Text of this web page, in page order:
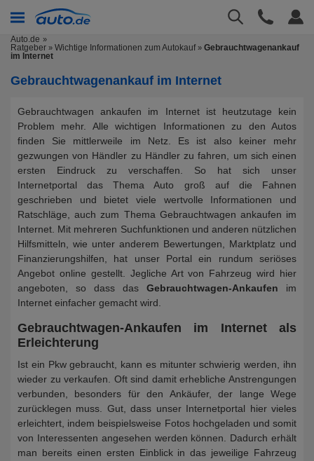
Auto.de
Ratgeber » Wichtige Informationen zum Autokauf» Gebrauchtwagenankauf
im Internet
Gebrauchtwagenankauf im Internet
Gebrauchtwagen ankaufen im Internet ist heutzutage kein
Problem mehr. Alle wichtigen Informationen zu den Autos
finden Sie mittlerweile im Netz. Es ist also keiner mehr
gezwungen von Händler zu Händler zu fahren, um sich einen
ersten Eindruck zu verschaffen. So hat sich unser
Internetportal das Thema Auto groß auf die Fahnen
geschrieben und bietet viele wertvolle Informationen und
Ratschläge, auch zum Thema Gebrauchtwagen ankaufen im
Internet. Mit mehreren Suchfunktionen und anderen nützlichen
Hilfsmitteln, wie unter anderem Bewertungen, Marktplatz und
Finanzierungshilfen, hat unser Portal ein rundum seriöses
Angebot online gestellt. Jegliche Art von Fahrzeug wird hier
angeboten, so dass das Gebrauchtwagen-Ankaufen im
Internet einfacher gemacht wird.
Gebrauchtwagen-Ankaufen im Internet als
Erleichterung
Ist ein Pkw gebraucht, kann es mitunter schwierig werden, ihn
wieder zu verkaufen. Oft sind damit erhebliche Anstrengungen
verbunden, besonders für den Ankäufer, der lange Wege
zurücklegen muss. Gut, dass unser Internetportal hier vieles
erleichtert, indem beispielsweise Fotos hochgeladen und somit
von Interessenten angesehen werden können. Dadurch erhält
man bereits einen ersten Einblick in das jeweilige Fahrzeug